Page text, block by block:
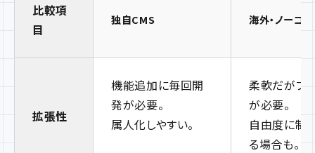
比較項
目
独自CMS 海外・ノーコ
拡張性
機能追加に毎回開
発が必要。
属人化しやすい。
柔軟だがプ
が必要。
自由度に制
る場合も。